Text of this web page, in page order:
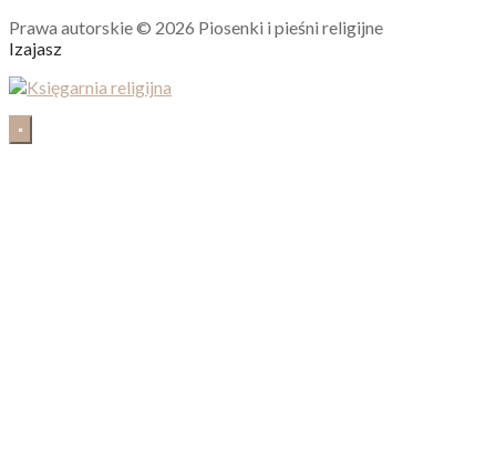
Prawa autorskie © 2026 Piosenki i pieśni religijne
Izajasz
×